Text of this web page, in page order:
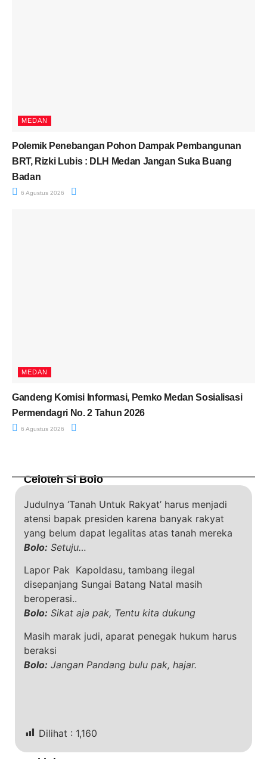
MEDAN
Polemik Penebangan Pohon Dampak Pembangunan
BRT, Rizki Lubis : DLH Medan Jangan Suka Buang
Badan
6 Agustus 2026
MEDAN
Gandeng Komisi Informasi, Pemko Medan Sosialisasi
Permendagri No. 2 Tahun 2026
6 Agustus 2026
Celoteh Si Bolo
Judulnya ‘Tanah Untuk Rakyat’ harus menjadi
atensi bapak presiden karena banyak rakyat
yang belum dapat legalitas atas tanah mereka
Bolo: Setuju…
Lapor Pak Kapoldasu, tambang ilegal
disepanjang Sungai Batang Natal masih
beroperasi..
Bolo: Sikat aja pak, Tentu kita dukung
Masih marak judi, aparat penegak hukum harus
beraksi
Bolo: Jangan Pandang bulu pak, hajar.
Dilihat : 1,160
Terkini